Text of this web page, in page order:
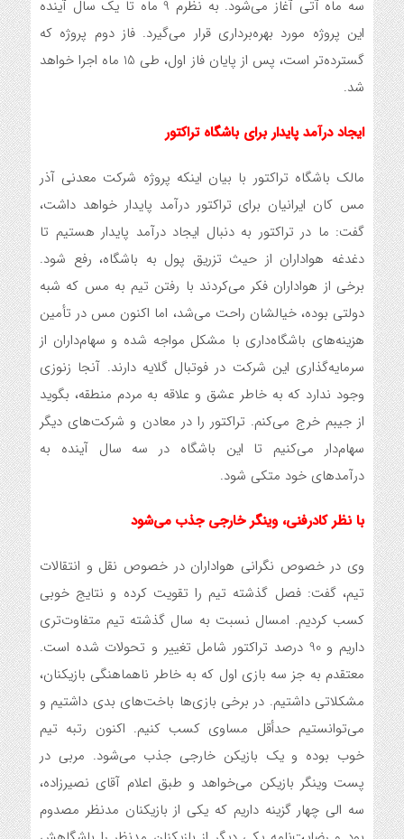
سه ماه آتی آغاز می‌شود. به نظرم 9 ماه تا یک سال آینده
این پروژه مورد بهره‌برداری قرار می‌گیرد. فاز دوم پروژه که
گسترده‌تر است، پس از پایان فاز اول، طی 15 ماه اجرا خواهد
شد.
ایجاد درآمد پایدار برای باشگاه تراکتور
مالک باشگاه تراکتور با بیان اینکه پروژه شرکت معدنی آذر
مس کان ایرانیان برای تراکتور درآمد پایدار خواهد داشت،
گفت: ما در تراکتور به دنبال ایجاد درآمد پایدار هستیم تا
دغدغه هواداران از حیث تزریق پول به باشگاه، رفع شود.
برخی از هواداران فکر می‌کردند با رفتن تیم به مس که شبه
دولتی بوده، خیالشان راحت می‌شد، اما اکنون مس در تأمین
هزینه‌های باشگاه‌داری با مشکل مواجه شده و سهام‌داران از
سرمایه‌گذاری این شرکت در فوتبال گلایه دارند. آنجا زنوزی
وجود ندارد که به خاطر عشق و علاقه به مردم منطقه، بگوید
از جیبم خرج می‌کنم. تراکتور را در معادن و شرکت‌های دیگر
سهام‌دار می‌کنیم تا این باشگاه در سه سال آینده به
درآمدهای خود متکی شود.
با نظر کادرفنی، وینگر خارجی جذب می‌شود
وی در خصوص نگرانی هواداران در خصوص نقل و انتقالات
تیم، گفت: فصل گذشته تیم را تقویت کرده و نتایج خوبی
کسب کردیم. امسال نسبت به سال گذشته تیم متفاوت‌تری
داریم و 90 درصد تراکتور شامل تغییر و تحولات شده است.
معتقدم به جز سه بازی اول که به خاطر ناهماهنگی بازیکنان،
مشکلاتی داشتیم. در برخی بازی‌ها باخت‌های بدی داشتیم و
می‌توانستیم حدأقل مساوی کسب کنیم. اکنون رتبه تیم
خوب بوده و یک بازیکن خارجی جذب می‌شود. مربی در
پست وینگر بازیکن می‌خواهد و طبق اعلام آقای نصیرزاده،
سه الی چهار گزینه داریم که یکی از بازیکنان مدنظر مصدوم